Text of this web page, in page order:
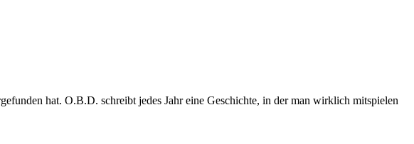
hat. O.B.D. schreibt jedes Jahr eine Geschichte, in der man wirklich mitspielen